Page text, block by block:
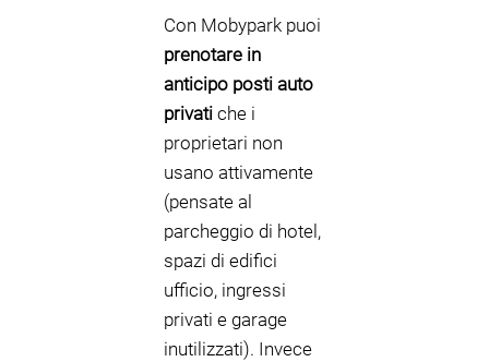
Con Mobypark puoi
prenotare in
anticipo posti auto
privati che i
proprietari non
usano attivamente
(pensate al
parcheggio di hotel,
spazi di edifici
ufficio, ingressi
privati e garage
inutilizzati). Invece